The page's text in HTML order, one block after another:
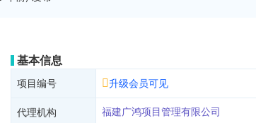
基本信息
项目编号 升级会员可见
代理机构 福建广鸿项目管理有限公司